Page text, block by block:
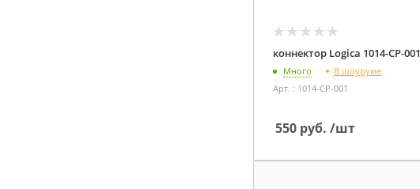
коннектор Logica 1014-CP-001
Много
В шоуруме
Арт. : 1014-CP-001
550 руб. /шт